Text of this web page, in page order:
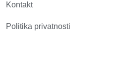
Kontakt
Politika privatnosti